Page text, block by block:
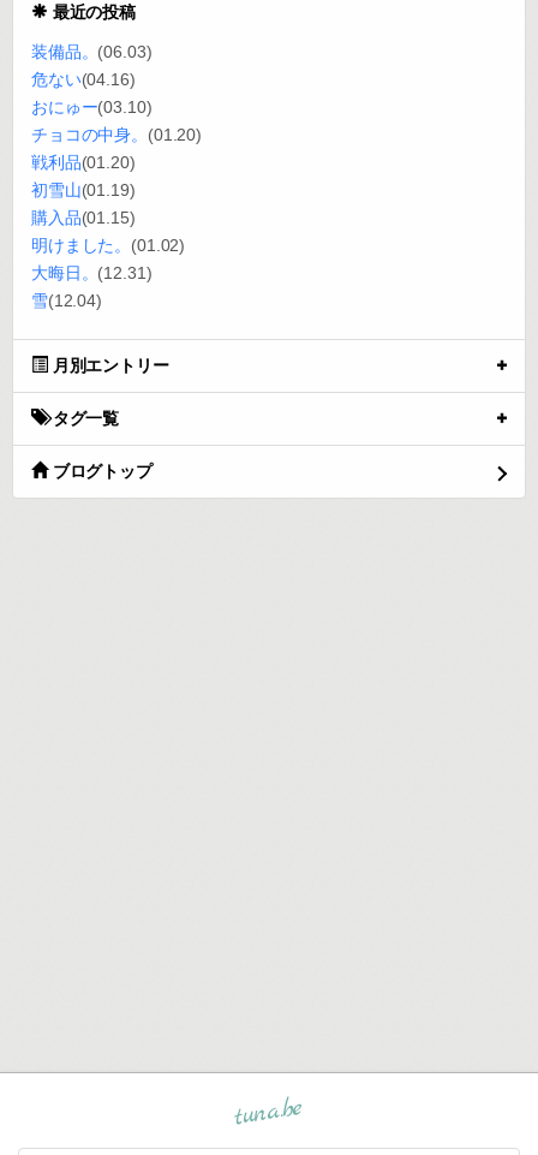
最近の投稿
装備品。 (06.03)
危ない(04.16)
おにゅー(03.10)
チョコの中身。 (01.20)
戦利品(01.20)
初雪山(01.19)
購入品(01.15)
明けました。 (01.02)
大晦日。 (12.31)
雪(12.04)
月別エントリー
タグ一覧
ブログトップ
tuna.be